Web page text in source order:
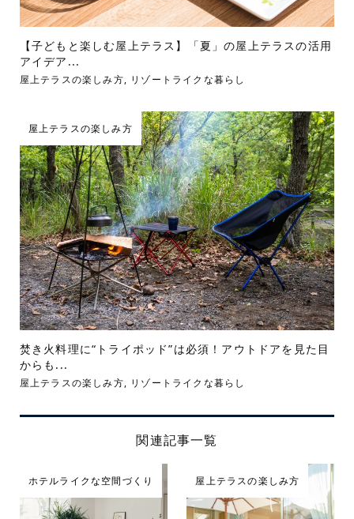
【子どもと楽しむ屋上テラス】「夏」の屋上テラスの活用
アイデア...
屋上テラスの楽しみ方, リゾートライクな暮らし
屋上テラスの楽しみ方
焚き火料理に“トライポッド”は必須！アウトドアを見た目
からも...
屋上テラスの楽しみ方, リゾートライクな暮らし
関連記事一覧
ホテルライクな空間づくり 屋上テラスの楽しみ方